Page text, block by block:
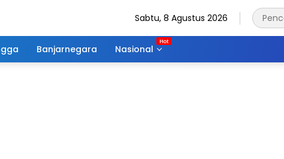
Sabtu, 8 Agustus 2026
Banjarnegara Nasional